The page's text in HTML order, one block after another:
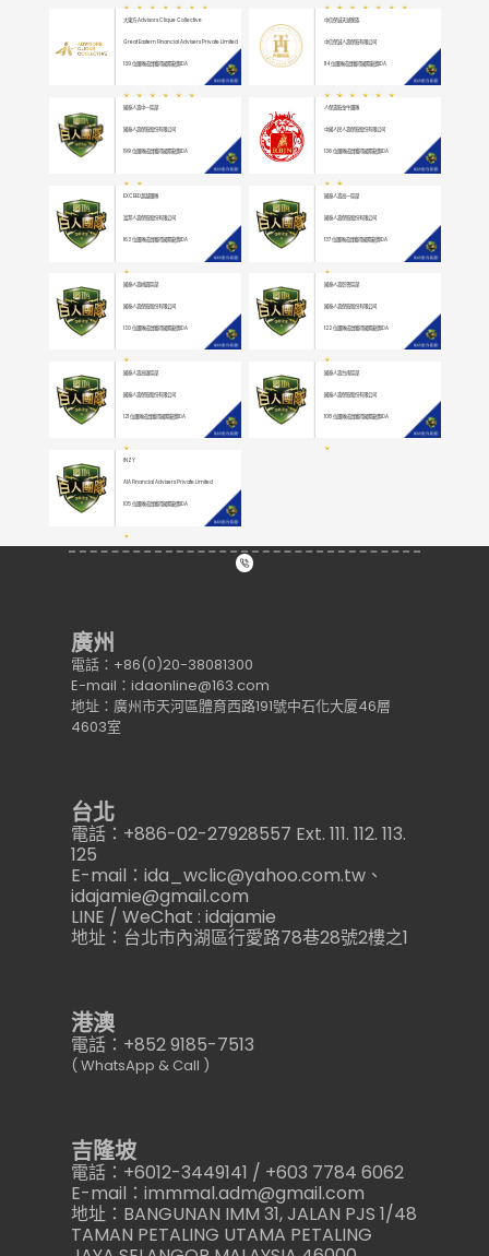
大東方 Advisors Clique Collective
Great Eastern Financial Advisers Private Limited
139位團隊成員獲得國際龍獎IDA
中信保诚天湖家族
中信保誠人壽保險有限公司
114 位團隊成員獲得國際龍獎IDA
國泰人壽中一區部
國泰人壽保險股份有限公司
199位團隊成員獲得國際龍獎IDA
人保壽險金牛團隊
中國人民人壽保險股份有限公司
136 位團隊成員獲得國際龍獎IDA
EXCEED超越團隊
富邦人壽保險股份有限公司
163 位團隊成員獲得國際龍獎IDA
國泰人壽高一區部
國泰人壽保險股份有限公司
137 位團隊成員獲得國際龍獎IDA
國泰人壽桃園區部
國泰人壽保險股份有限公司
130位團隊成員獲得國際龍獎IDA
國泰人壽彰雲區部
國泰人壽保險股份有限公司
122 位團隊成員獲得國際龍獎IDA
國泰人壽高雄區部
國泰人壽保險股份有限公司
121位團隊成員獲得國際龍獎IDA
國泰人壽台南區部
國泰人壽保險股份有限公司
108 位團隊成員獲得國際龍獎IDA
INZY
AIA Financial Advisers Private Limited
105位團隊成員獲得國際龍獎IDA
廣州
電話：+86(0)20-38081300
E-mail：idaonline@163.com
地址：廣州市天河區體育西路191號中石化大厦46層
4603室
台北
電話：+886-02-27928557 Ext. 111. 112. 113.
125
E-mail：ida_wclic@yahoo.com.tw、
idajamie@gmail.com
LINE / WeChat : idajamie
地址：台北市內湖區行愛路78巷28號2樓之1
港澳
電話：+852 9185-7513
( WhatsApp & Call )
吉隆坡
電話：+6012-3449141 / +603 7784 6062
E-mail：immmal.adm@gmail.com
地址：BANGUNAN IMM 31, JALAN PJS 1/48
TAMAN PETALING UTAMA PETALING